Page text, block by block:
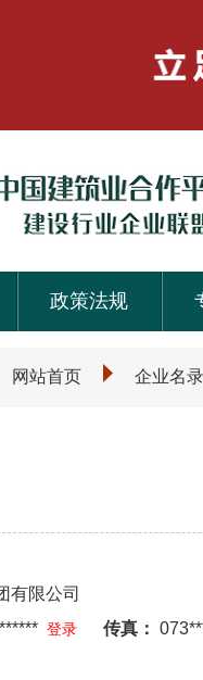
政策法规
网站首页 企业名录
有限公司
登录 传真：